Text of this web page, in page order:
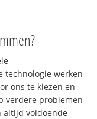
technologie werken
ons te kiezen en
verdere problemen
altijd voldoende